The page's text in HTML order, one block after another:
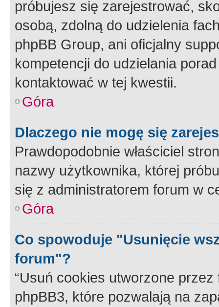
próbujesz się zarejestrować,
osobą, zdolną do udzielenia
phpBB Group, ani oficjalny
kompetencji do udzielania
kontaktować w tej kwestii.
Góra
Dlaczego nie mogę się
Prawdopodobnie właściciel
nazwy użytkownika, której
się z administratorem forum w
Góra
Co spowoduje "Usunięcie
forum"?
“Usuń cookies utworzone
phpBB3, które pozwalają na